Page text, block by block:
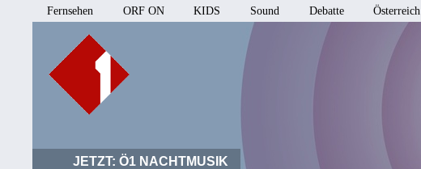
Fernsehen ORF ON KIDS Sound Debatte Österreich
JETZT: Ö1 NACHTMUSIK